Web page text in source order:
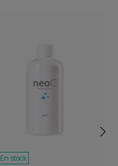
En stock